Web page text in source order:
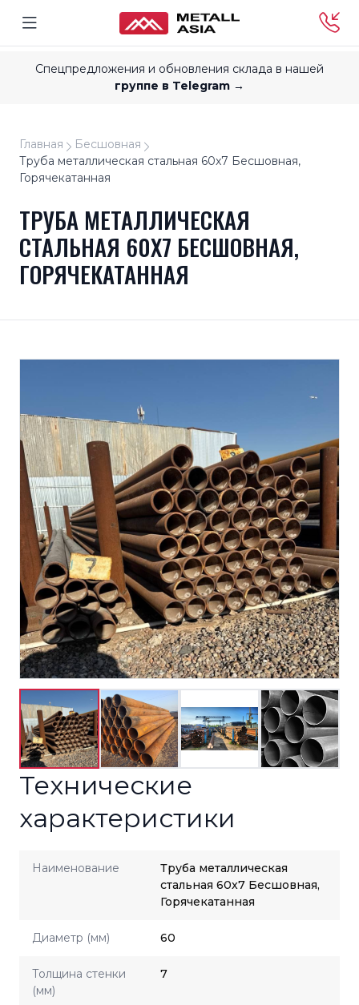
Спецпредложения и обновления склада в нашей
группе в Telegram →
Главная
Бесшовная
Труба металлическая стальная 60x7 Бесшовная,
Горячекатанная
ТРУБА МЕТАЛЛИЧЕСКАЯ
СТАЛЬНАЯ 60X7 БЕСШОВНАЯ,
ГОРЯЧЕКАТАННАЯ
Технические
характеристики
Наименование
Труба металлическая
стальная 60x7 Бесшовная,
Горячекатанная
Диаметр (мм) 60
Толщина стенки
(мм)
7